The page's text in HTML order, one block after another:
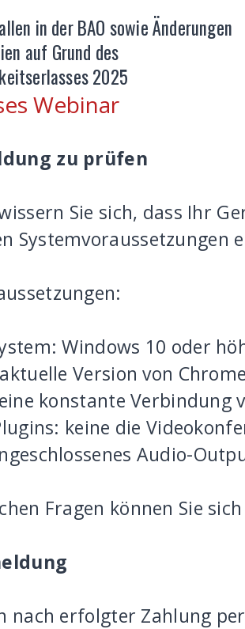
in der BAO sowie Änderungen
auf Grund des
2025
Webinar
zu prüfen
Sie sich, dass Ihr
Systemvoraussetzungen
Windows 10 oder
Version von
konstante Verbindung
keine die
Audio-
Fragen können Sie
nach erfolgter Zahlung